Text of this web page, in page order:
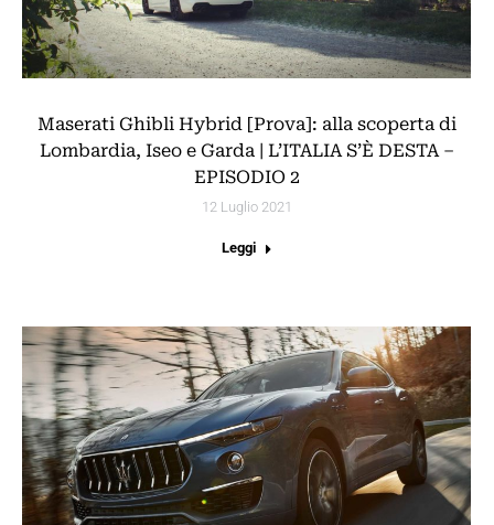
Maserati Ghibli Hybrid [Prova]: alla scoperta di
Lombardia, Iseo e Garda | L’ITALIA S’È DESTA –
EPISODIO 2
12 Luglio 2021
Leggi